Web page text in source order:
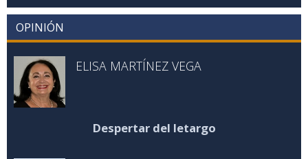
OPINIÓN
ELISA MARTÍNEZ VEGA
Despertar del letargo